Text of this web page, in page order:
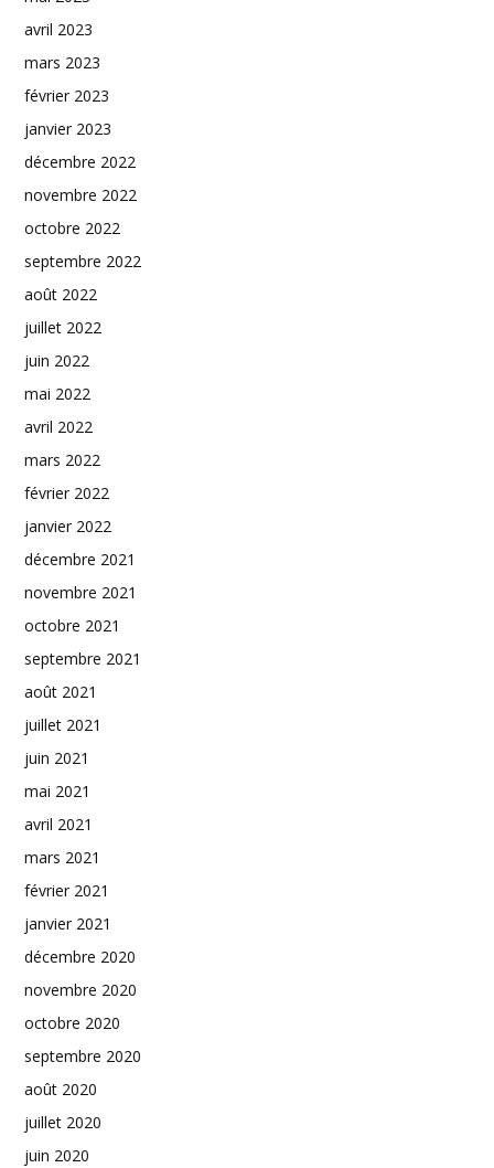
avril 2023
mars 2023
février 2023
janvier 2023
décembre 2022
novembre 2022
octobre 2022
septembre 2022
août 2022
juillet 2022
juin 2022
mai 2022
avril 2022
mars 2022
février 2022
janvier 2022
décembre 2021
novembre 2021
octobre 2021
septembre 2021
août 2021
juillet 2021
juin 2021
mai 2021
avril 2021
mars 2021
février 2021
janvier 2021
décembre 2020
novembre 2020
octobre 2020
septembre 2020
août 2020
juillet 2020
juin 2020